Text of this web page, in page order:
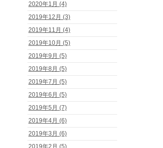
2020年1月 (4)
2019年12月 (3)
2019年11月 (4)
2019年10月 (5)
2019年9月 (5)
2019年8月 (5)
2019年7月 (5)
2019年6月 (5)
2019年5月 (7)
2019年4月 (6)
2019年3月 (6)
2019年2月 (5)